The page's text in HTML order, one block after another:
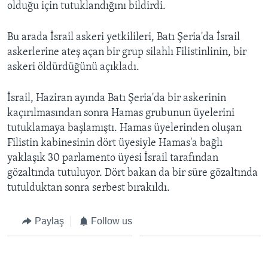
Diller
olduğu için tutuklandığını bildirdi.
Bu arada İsrail askeri yetkilileri, Batı Şeria'da İsrail
askerlerine ateş açan bir grup silahlı Filistinlinin, bir
askeri öldürdüğünü açıkladı.
İsrail, Haziran ayında Batı Şeria'da bir askerinin
kaçırılmasından sonra Hamas grubunun üyelerini
tutuklamaya başlamıştı. Hamas üyelerinden oluşan
Filistin kabinesinin dört üyesiyle Hamas'a bağlı
yaklaşık 30 parlamento üyesi İsrail tarafından
gözaltında tutuluyor. Dört bakan da bir süre gözaltında
tutulduktan sonra serbest bırakıldı.
Paylaş Follow us